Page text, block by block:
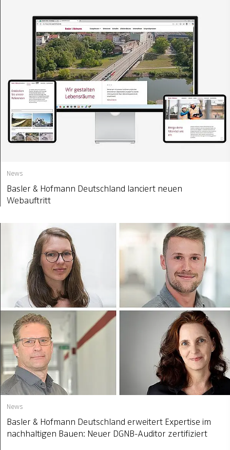
News
Basler & Hofmann Deutschland lanciert neuen
Webauftritt
News
Basler & Hofmann Deutschland erweitert Expertise im
nachhaltigen Bauen: Neuer DGNB-Auditor zertifiziert